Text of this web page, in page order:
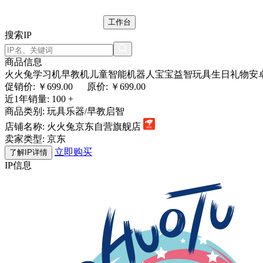
工作台
搜索IP
商品信息
火火兔学习机早教机儿童智能机器人宝宝益智玩具生日礼物安
促销价: ￥699.00
原价: ￥699.00
近1年销量: 100 +
商品类别: 玩具乐器/早教启智
店铺名称: 火火兔京东自营旗舰店
卖家类型: 京东
了解IP详情
立即购买
IP信息